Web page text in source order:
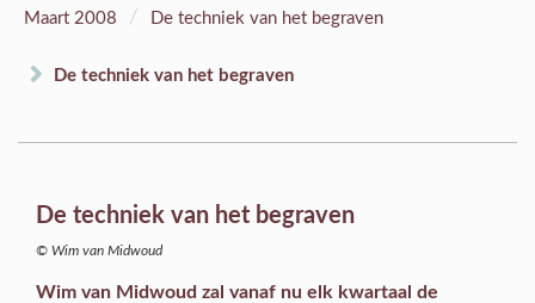
Maart 2008 / De techniek van het begraven
De techniek van het begraven
De techniek van het begraven
© Wim van Midwoud
Wim van Midwoud zal vanaf nu elk kwartaal de